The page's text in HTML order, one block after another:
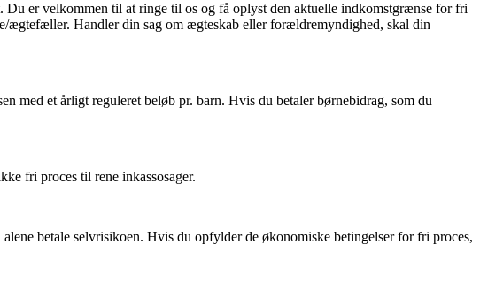
Du er velkommen til at ringe til os og få oplyst den aktuelle indkomstgrænse for fri
ægtefæller. Handler din sag om ægteskab eller forældremyndighed, skal din
med et årligt reguleret beløb pr. barn. Hvis du betaler børnebidrag, som du
fri proces til rene inkassosager.
betale selvrisikoen. Hvis du opfylder de økonomiske betingelser for fri proces,